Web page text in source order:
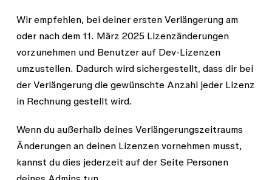
„Betrachter*in“
oder „Betrachter*in
mit
eingeschränktem
Zugriff“ bei allen
Produkten
Lizenz anzeigen
Wenn ein Nutzer zuvor mehr als eine bezahlte
Lizenz hatte, wurde er auf die neue
Acme Inc. hat zwei Designer*innen, Jules
und Jesse. Vor der Umstellung hatten sie
drei Lizenzen:
Jules hatte eine bezahlte Design-
Jesse hatte eine bezahlte Design-
Lizenz und eine bezahlte FigJam-
Lizenz.
Wir empfehlen, bei deiner ersten Verlängerung am
oder nach dem 11. März 2025 Lizenzänderungen
vorzunehmen und Benutzer auf Dev-Lizenzen
umzustellen. Dadurch wird sichergestellt, dass dir bei
der Verlängerung die gewünschte Anzahl jeder Lizenz
in Rechnung gestellt wird.
Wenn du außerhalb deines Verlängerungszeitraums
Änderungen an deinen Lizenzen vornehmen musst,
kannst du dies jederzeit auf der Seite Personen